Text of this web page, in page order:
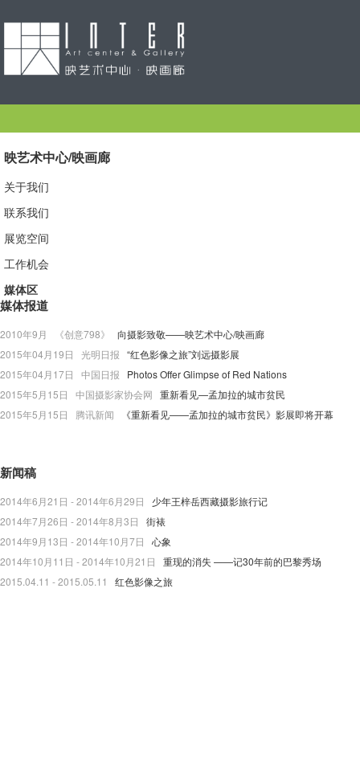
映艺术中心/映画廊
关于我们
联系我们
展览空间
工作机会
媒体区
媒体报道
2010年9月 《创意798》
向摄影致敬——映艺术中心/映画廊
2015年04月19日 光明日报 “红色影像之旅”刘远摄影展
2015年04月17日 中国日报
Photos Offer Glimpse of Red Nations
2015年5月15日 中国摄影家协会网 重新看见—孟加拉的城市贫民
2015年5月15日 腾讯新闻 《重新看见——孟加拉的城市贫民》影展即将开幕
新闻稿
2014年6月21日 - 2014年6月29日
少年王梓岳西藏摄影旅行记
2014年7月26日 - 2014年8月3日
街裱
2014年9月13日 - 2014年10月7日
心象
2014年10月11日 - 2014年10月21日
重现的消失 ——记30年前的巴黎秀场
2015.04.11 - 2015.05.11
红色影像之旅